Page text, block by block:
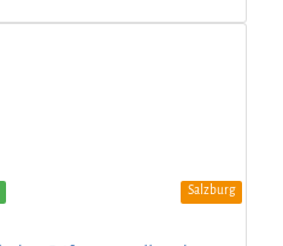
Salzburg